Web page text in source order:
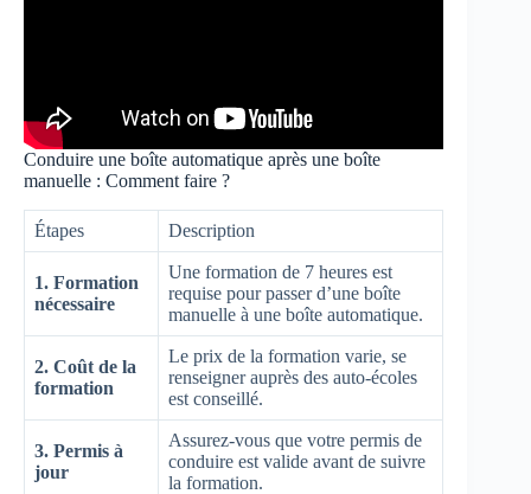
Conduire une boîte automatique après une boîte
manuelle : Comment faire ?
Étapes Description
1. Formation
nécessaire
Une formation de 7 heures est
requise pour passer d’une boîte
manuelle à une boîte automatique.
2. Coût de la
formation
Le prix de la formation varie, se
renseigner auprès des auto-écoles
est conseillé.
3. Permis à
jour
Assurez-vous que votre permis de
conduire est valide avant de suivre
la formation.